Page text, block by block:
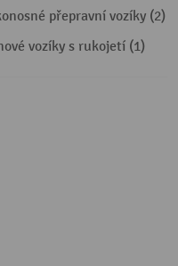
přepravní vozíky (2)
vozíky s rukojetí (1)